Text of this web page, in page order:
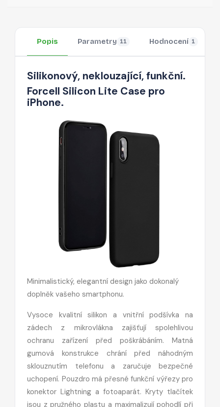
Popis Parametry 11 Hodnocení 1
Silikonový, neklouzající, funkční.
Forcell Silicon Lite Case pro
iPhone.
Minimalistický, elegantní design jako dokonalý
doplněk vašeho smartphonu.
Vysoce kvalitní silikon a vnitřní podšívka na
zádech z mikrovlákna zajišťují spolehlivou
ochranu zařízení před poškrábáním. Matná
gumová konstrukce chrání před náhodným
sklouznutím telefonu a zaručuje bezpečné
uchopení. Pouzdro má přesné funkční výřezy pro
konektor Lightning a fotoaparát. Kryty tlačítek
jsou z pružného plastu a maximalizují pohodlí při